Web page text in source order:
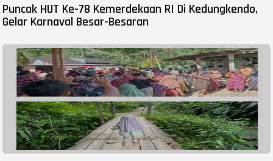
Puncak HUT Ke-78 Kemerdekaan RI Di Kedungkendo,
Gelar Karnaval Besar-Besaran